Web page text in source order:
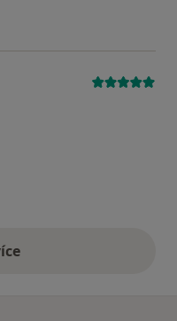
Ivona Šťovíčková
uvedené názory